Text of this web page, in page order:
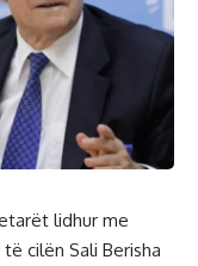
lidhur me
cilën Sali Berisha